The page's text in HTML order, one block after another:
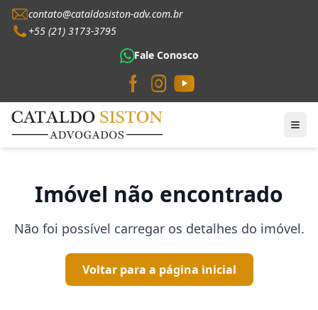
contato@cataldosiston-adv.com.br
+55 (21) 3173-3795
Fale Conosco
Imóvel não encontrado
Não foi possível carregar os detalhes do imóvel.
Voltar para a página inicial